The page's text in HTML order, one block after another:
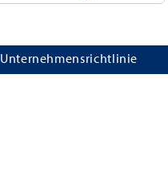
Unternehmensrichtlinie